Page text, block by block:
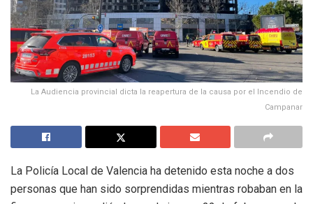
La Audiencia provincial dicta la reapertura de la causa por el Incendio de
Campanar
La Policía Local de Valencia ha detenido esta noche a dos
personas que han sido sorprendidas mientras robaban en la